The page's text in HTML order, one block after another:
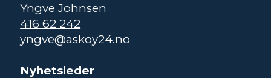
Yngve Johnsen
416 62 242
yngve@askoy24.no
Nyhetsleder